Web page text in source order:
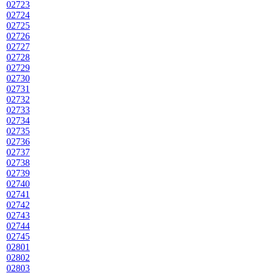
02723
02724
02725
02726
02727
02728
02729
02730
02731
02732
02733
02734
02735
02736
02737
02738
02739
02740
02741
02742
02743
02744
02745
02801
02802
02803